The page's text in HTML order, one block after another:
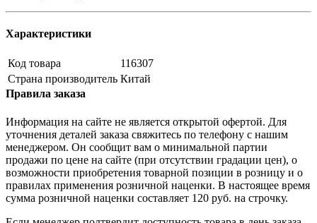
Характеристики
Код товара
116307
Страна производитель Китай
Правила заказа
Информация на сайте не является открытой офертой. Для
уточнения деталей заказа свяжитесь по телефону с нашим
менеджером. Он сообщит вам о минимальной партии
продажи по цене на сайте (при отсутствии градации цен), о
возможности приобретения товарной позиции в розницу и о
правилах применения розничной наценки. В настоящее время
сумма розничной наценки составляет 120 руб. на строчку.